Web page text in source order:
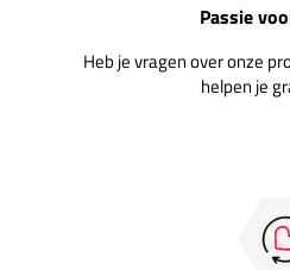
Passie
Heb je vragen over onze
helpen je